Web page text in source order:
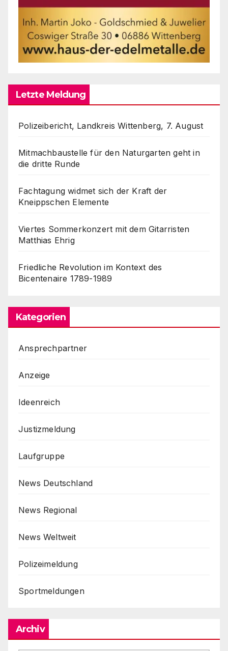
Letzte Meldung
Polizeibericht, Landkreis Wittenberg, 7. August
Mitmachbaustelle für den Naturgarten geht in
die dritte Runde
Fachtagung widmet sich der Kraft der
Kneippschen Elemente
Viertes Sommerkonzert mit dem Gitarristen
Matthias Ehrig
Friedliche Revolution im Kontext des
Bicentenaire 1789-1989
Kategorien
Ansprechpartner
Anzeige
Ideenreich
Justizmeldung
Laufgruppe
News Deutschland
News Regional
News Weltweit
Polizeimeldung
Sportmeldungen
Archiv